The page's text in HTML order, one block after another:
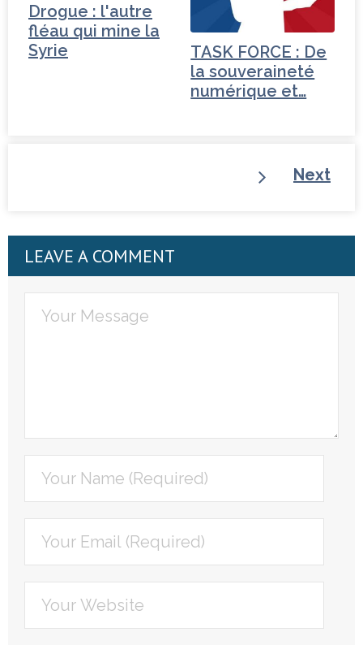
Drogue : l'autre
fléau qui mine la
Syrie
TASK FORCE : De
la souveraineté
numérique et…
Next
LEAVE A COMMENT